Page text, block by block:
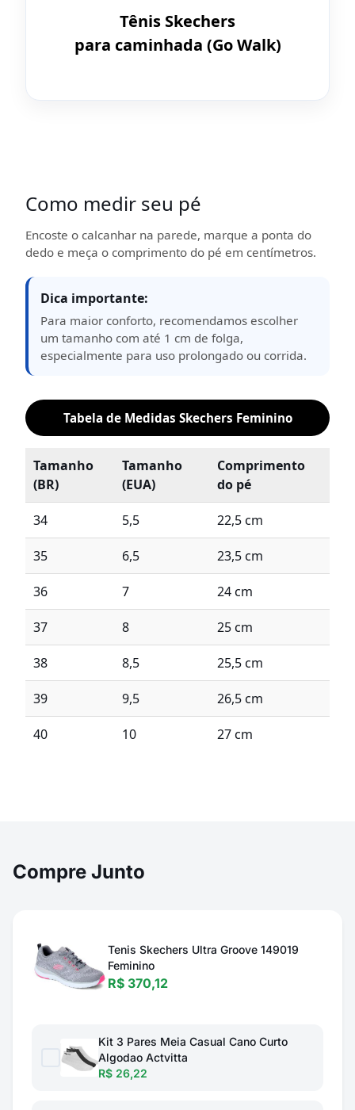
Tênis Skechers
para caminhada (Go Walk)
Como medir seu pé
Encoste o calcanhar na parede, marque a ponta do
dedo e meça o comprimento do pé em centímetros.
Dica importante:
Para maior conforto, recomendamos escolher
um tamanho com até 1 cm de folga,
especialmente para uso prolongado ou corrida.
Tabela de Medidas Skechers Feminino
Tamanho
(BR)
Tamanho
(EUA)
Comprimento
do pé
34 5,5 22,5 cm
35 6,5 23,5 cm
36 7 24 cm
37 8 25 cm
38 8,5 25,5 cm
39 9,5 26,5 cm
40 10 27 cm
Compre Junto
Tenis Skechers Ultra Groove 149019
Feminino
R$ 370,12
Kit 3 Pares Meia Casual Cano Curto
Algodao Actvitta
R$ 26,22